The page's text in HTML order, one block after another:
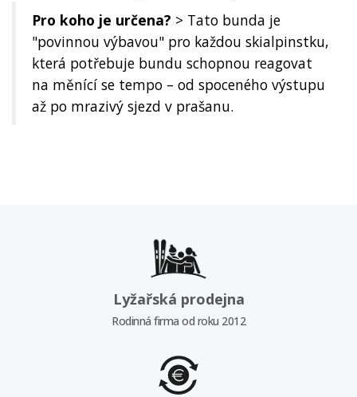
Pro koho je určena? > Tato bunda je
"povinnou výbavou" pro každou skialpinstku,
která potřebuje bundu schopnou reagovat
na měnící se tempo – od spoceného výstupu
až po mrazivý sjezd v prašanu.
Lyžařská prodejna
Rodinná firma od roku 2012